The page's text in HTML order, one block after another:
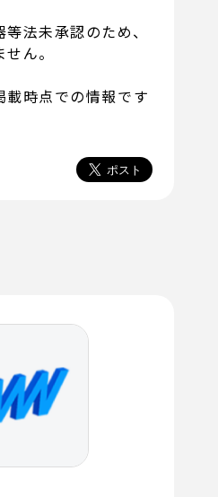
法未承認のため、
ん。
時点での情報です